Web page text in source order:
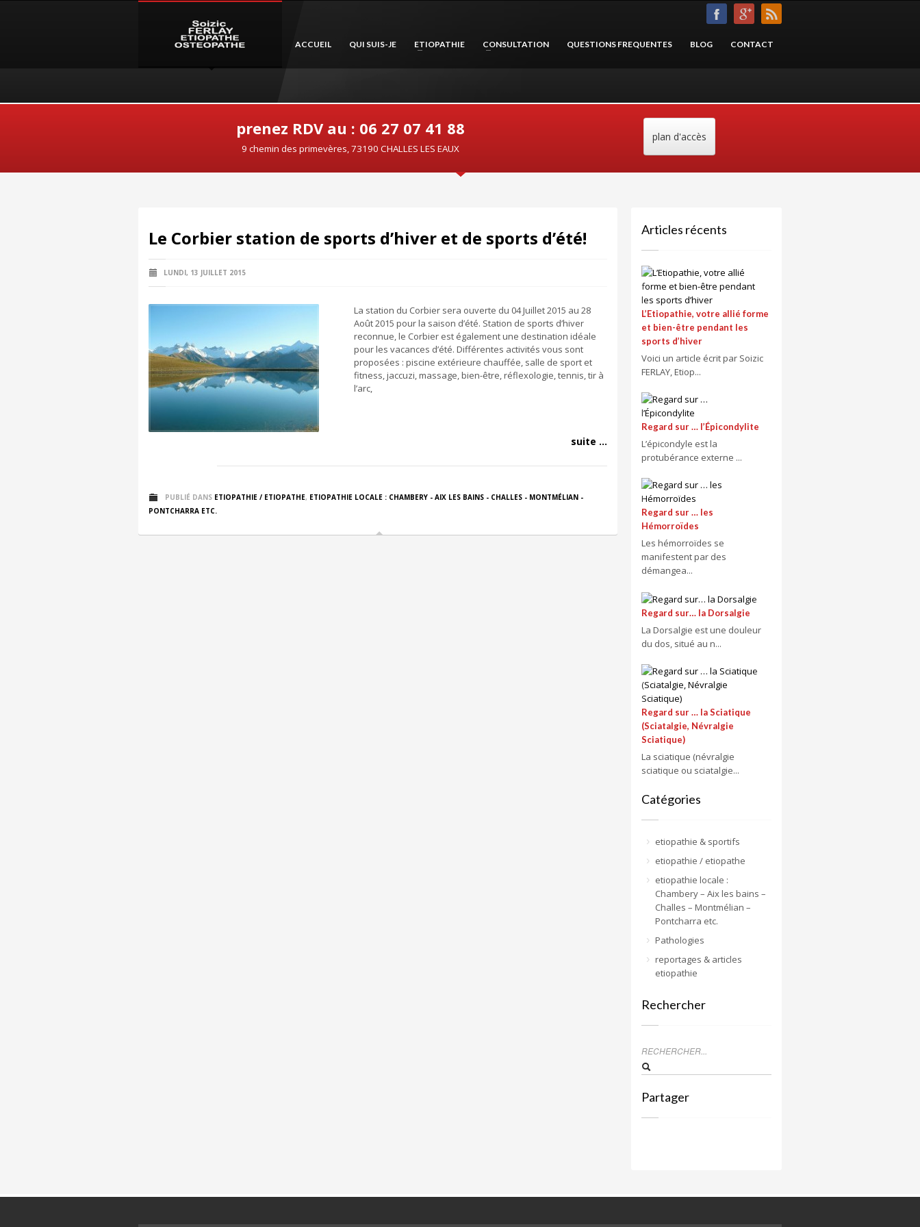
ACCUEIL QUI SUIS-JE ETIOPATHIE CONSULTATION QUESTIONS FREQUENTES BLOG CONTACT
prenez RDV au : 06 27 07 41 88
9 chemin des primevères, 73190 CHALLES LES EAUX
plan d'accès
Le Corbier station de sports d’hiver et de sports d’été!
LUNDI, 13 JUILLET 2015
La station du Corbier sera ouverte du 04 Juillet 2015 au 28
Août 2015 pour la saison d’été. Station de sports d’hiver
reconnue, le Corbier est également une destination idéale
pour les vacances d’été. Différentes activités vous sont
proposées : piscine extérieure chauffée, salle de sport et
fitness, jaccuzi, massage, bien-être, réflexologie, tennis, tir à
l’arc,
suite ...
PUBLIÉ DANS ETIOPATHIE / ETIOPATHE, ETIOPATHIE LOCALE : CHAMBERY - AIX LES BAINS - CHALLES - MONTMÉLIAN -
PONTCHARRA ETC.
Articles récents
L’Etiopathie, votre allié forme
et bien-être pendant les
sports d’hiver
Voici un article écrit par Soizic
FERLAY, Etiop...
Regard sur … l’Épicondylite
L’épicondyle est la
protubérance externe ...
Regard sur … les
Hémorroïdes
Les hémorroïdes se
manifestent par des
démangea...
Regard sur… la Dorsalgie
La Dorsalgie est une douleur
du dos, situé au n...
Regard sur … la Sciatique
(Sciatalgie, Névralgie
Sciatique)
La sciatique (névralgie
sciatique ou sciatalgie...
Catégories
etiopathie & sportifs
etiopathie / etiopathe
etiopathie locale :
Chambery – Aix les bains –
Challes – Montmélian –
Pontcharra etc.
Pathologies
reportages & articles
etiopathie
Rechercher
Partager